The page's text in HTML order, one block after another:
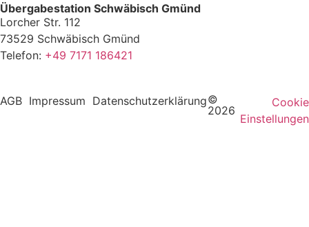
Übergabestation Schwäbisch Gmünd
Lorcher Str. 112
73529 Schwäbisch Gmünd
Telefon: +49 7171 186421
©
2026
Cookie
Einstellungen
AGB Impressum Datenschutzerklärung